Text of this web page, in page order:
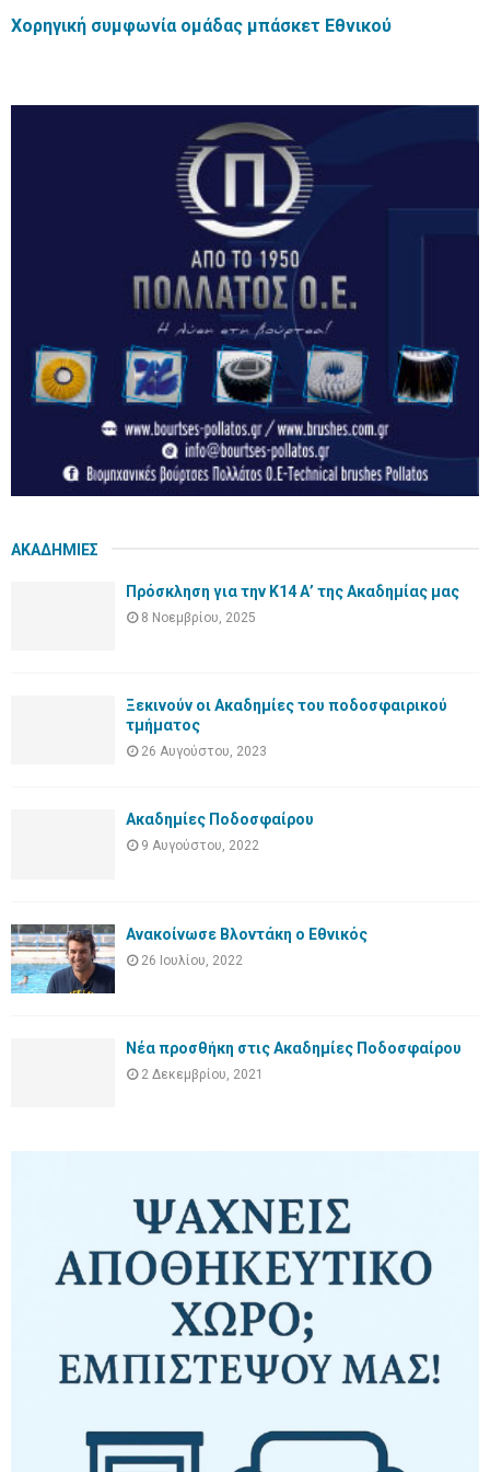
Χορηγική συμφωνία ομάδας μπάσκετ Εθνικού
ΑΚΑΔΗΜΙΕΣ
Πρόσκληση για την Κ14 Α’ της Ακαδημίας μας
8 Νοεμβρίου, 2025
Ξεκινούν οι Ακαδημίες του ποδοσφαιρικού
τμήματος
26 Αυγούστου, 2023
Ακαδημίες Ποδοσφαίρου
9 Αυγούστου, 2022
Ανακοίνωσε Βλοντάκη ο Εθνικός
26 Ιουλίου, 2022
Νέα προσθήκη στις Ακαδημίες Ποδοσφαίρου
2 Δεκεμβρίου, 2021